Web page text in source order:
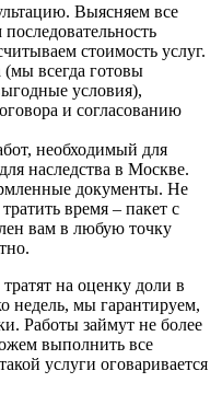
Выясняем все
стоимость услуг.
всегда готовы
условия),
и согласованию
необходимый для
наследства в Москве.
документы. Не
время – пакет с
вам в любую точку
на оценку доли в
недель, мы гарантируем,
Работы займут не более
выполнить все
услуги оговаривается